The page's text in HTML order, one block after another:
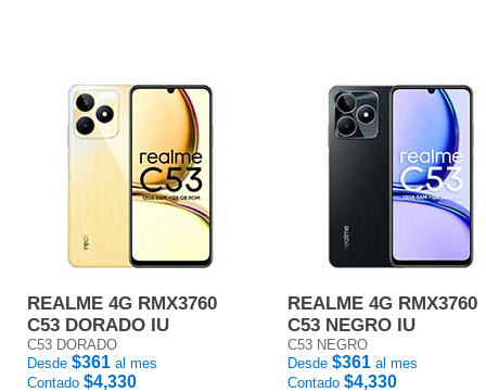
REALME 4G RMX3760
C53 DORADO IU
C53 DORADO
Desde $361 al mes
Contado $4,330
REALME 4G RMX3760
C53 NEGRO IU
C53 NEGRO
Desde $361 al mes
Contado $4,330